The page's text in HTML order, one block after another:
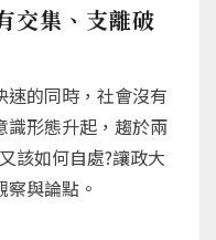
交集、支離破
速的同時，社會沒有
識形態升起，趨於兩
該如何自處?讓政大
與論點。